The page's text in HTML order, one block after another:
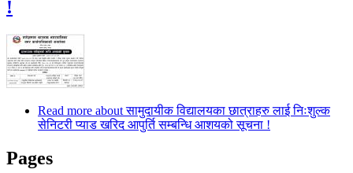
!
Read more about सामुदायीक विद्यालयका छात्राहरु लाई निःशुल्क
सेनिटरी प्याड खरिद आपुर्ति सम्बन्धि आशयको सूचना !
Pages